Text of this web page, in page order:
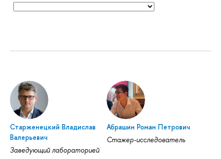
Старженецкий Владислав
Валерьевич
Заведующий лабораторией
Абрашин Роман Петрович
Стажер-исследователь